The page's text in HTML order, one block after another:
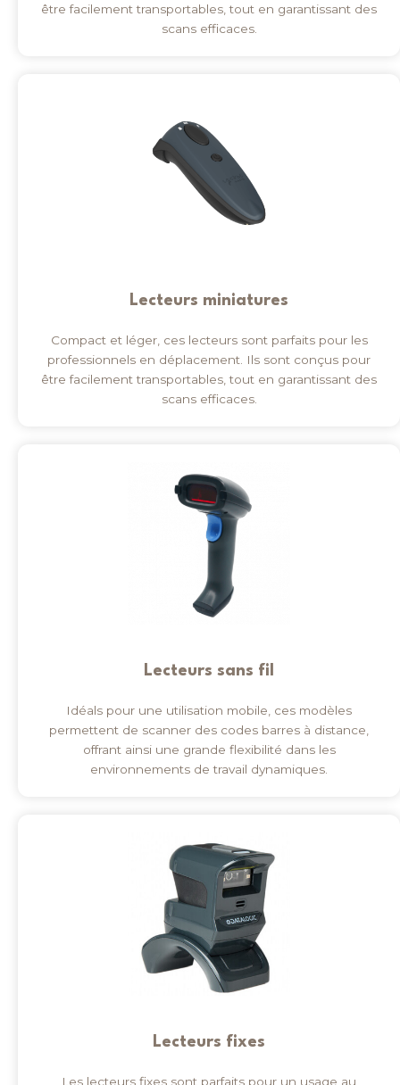
être facilement transportables, tout en garantissant des
scans efficaces.
Lecteurs miniatures
Compact et léger, ces lecteurs sont parfaits pour les
professionnels en déplacement. Ils sont conçus pour
être facilement transportables, tout en garantissant des
scans efficaces.
Lecteurs sans fil
Idéals pour une utilisation mobile, ces modèles
permettent de scanner des codes barres à distance,
offrant ainsi une grande flexibilité dans les
environnements de travail dynamiques.
Lecteurs fixes
Les lecteurs fixes sont parfaits pour un usage au